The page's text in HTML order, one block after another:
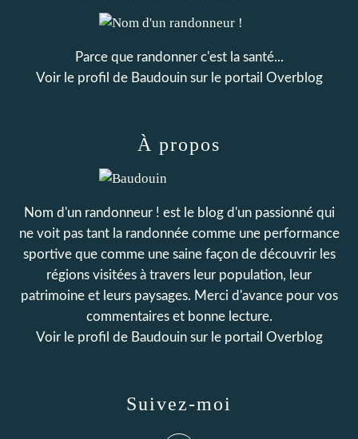
Parce que randonner c'est la santé...
Voir le profil de Baudouinsur le portail Overblog
Suivez-moi
À propos
Nom d'un randonneur ! est le blog d'un passionné qui
ne voit pas tant la randonnée comme une performance
sportive que comme une saine façon de découvrir les
régions visitées à travers leur population, leur
patrimoine et leurs paysages. Merci d'avance pour vos
commentaires et bonne lecture.
Voir le profil de Baudouinsur le portail Overblog